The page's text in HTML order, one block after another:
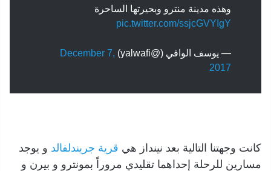
وهذه مدينة منترو وبحيرتها الساحرة
pic.twitter.com/ssjcGVYIgY
— يوسف الوافي (@yalwafi)
December 7,
2017
كانت وجهتنا التالية بعد نينداز هي قرية جريندلفالد و يوجد
مسارين للرحلة إحداهما تقليدي مروراً بمونترو و بيرن و